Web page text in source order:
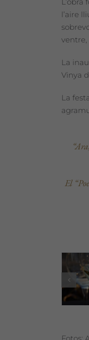
l’aire
ventre,
La
Vinya
La
El